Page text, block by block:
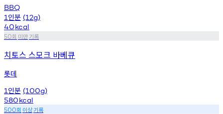
BBQ
1 인분 (12g)
40kcal
50회 미만기록
치토스 스모크 바베큐
롯데
1 인분 (100g)
580kcal
500회 이상기록